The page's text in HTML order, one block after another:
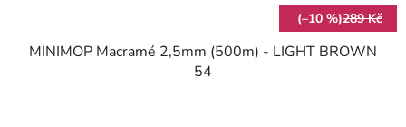
(–10 %)289 Kč
MINIMOP Macramé 2,5mm (500m) - LIGHT BROWN
54